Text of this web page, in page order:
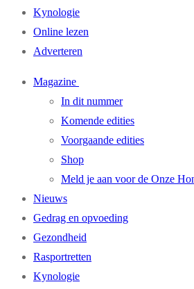
Kynologie
Online lezen
Adverteren
Magazine
In dit nummer
Komende edities
Voorgaande edities
Shop
Meld je aan voor de Onze
Nieuws
Gedrag en opvoeding
Gezondheid
Rasportretten
Kynologie